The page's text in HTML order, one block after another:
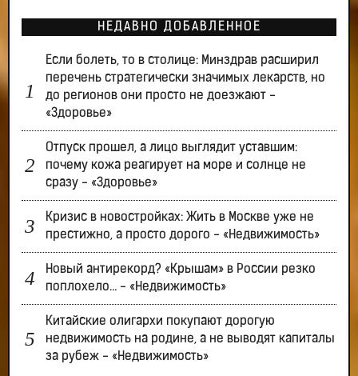
НЕДАВНО ДОБАВЛЕННОЕ
Если болеть, то в столице: Минздрав расширил
перечень стратегически значимых лекарств, но
до регионов они просто не доезжают -
«Здоровье»
Отпуск прошел, а лицо выглядит уставшим:
почему кожа реагирует на море и солнце не
сразу - «Здоровье»
Кризис в новостройках: Жить в Москве уже не
престижно, а просто дорого - «Недвижимость»
Новый антирекорд? «Крышам» в России резко
поплохело… - «Недвижимость»
Китайские олигархи покупают дорогую
недвижимость на родине, а не выводят капиталы
за рубеж - «Недвижимость»